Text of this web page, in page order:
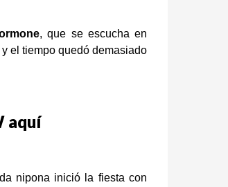
, que se escucha en
y el tiempo quedó demasiado
aquí
nipona inició la fiesta con